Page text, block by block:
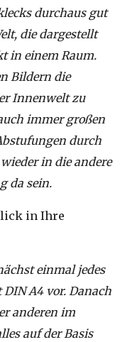
durchaus gut
die dargestellt
in einem Raum.
Bildern die
Innenwelt zu
immer großen
durch
in die andere
da sein.
in Ihre
einmal jedes
A4 vor. Danach
anderen im
auf der Basis